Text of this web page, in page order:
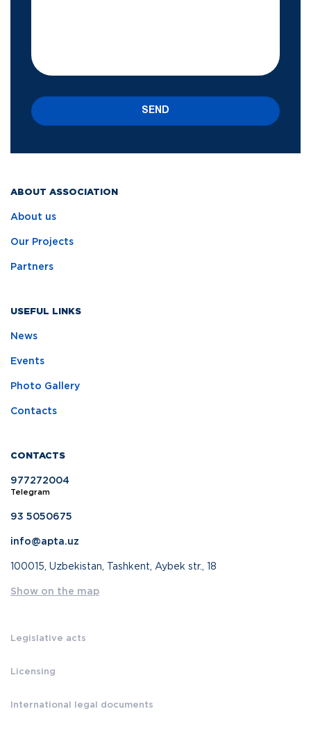
ABOUT ASSOCIATION
About us
Our Projects
Partners
USEFUL LINKS
News
Events
Photo Gallery
Contacts
CONTACTS
977272004
Telegram
93 5050675
info@apta.uz
100015, Uzbekistan, Tashkent, Aybek str., 18
Show on the map
Legislative acts
Licensing
International legal documents
SEND